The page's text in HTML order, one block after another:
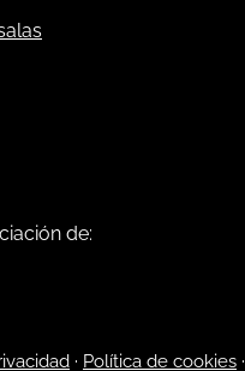
de:
· Política de cookies ·